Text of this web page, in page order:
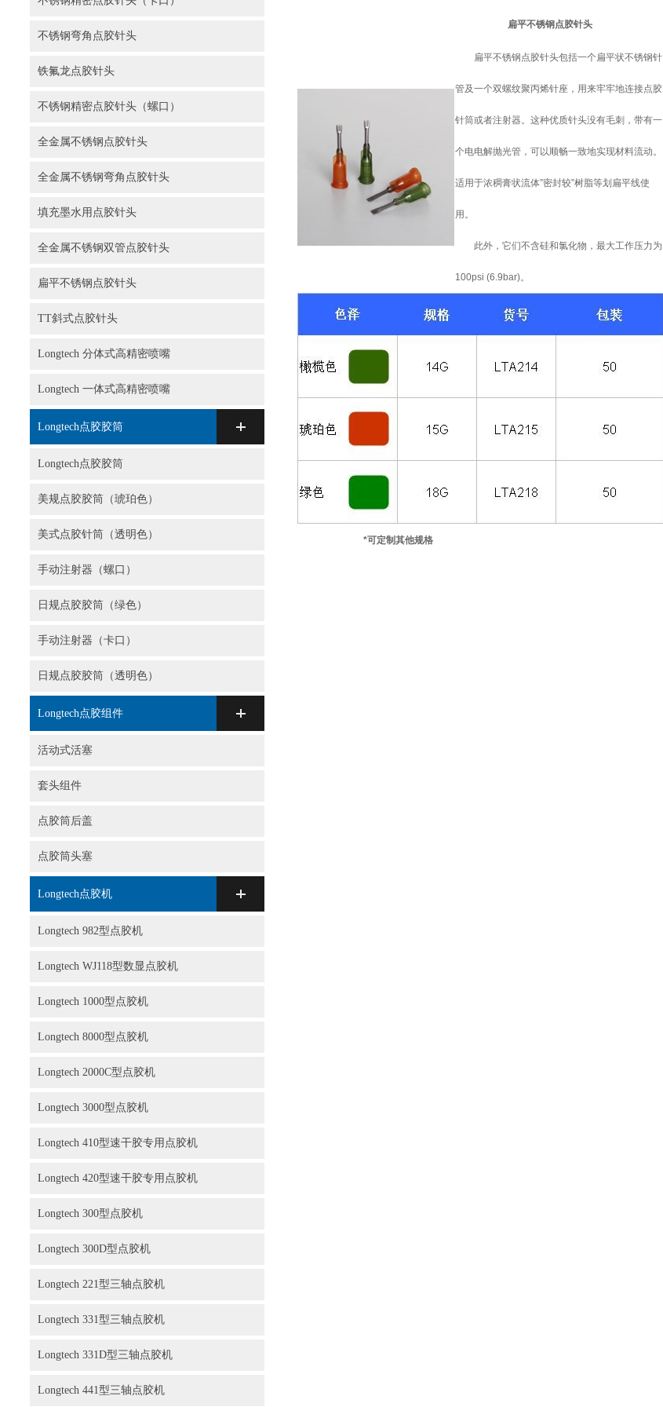
不锈钢弯角点胶针头
铁氟龙点胶针头
不锈钢精密点胶针头（螺口）
全金属不锈钢点胶针头
全金属不锈钢弯角点胶针头
填充墨水用点胶针头
全金属不锈钢双管点胶针头
扁平不锈钢点胶针头
TT斜式点胶针头
Longtech 分体式高精密喷嘴
Longtech 一体式高精密喷嘴
Longtech点胶胶筒
Longtech点胶胶筒
美规点胶胶筒（琥珀色）
美式点胶针筒（透明色）
手动注射器（螺口）
日规点胶胶筒（绿色）
手动注射器（卡口）
日规点胶胶筒（透明色）
Longtech点胶组件
活动式活塞
套头组件
点胶筒后盖
点胶筒头塞
Longtech点胶机
Longtech 982型点胶机
Longtech WJ118型数显点胶机
Longtech 1000型点胶机
Longtech 8000型点胶机
Longtech 2000C型点胶机
Longtech 3000型点胶机
Longtech 410型速干胶专用点胶机
Longtech 420型速干胶专用点胶机
Longtech 300型点胶机
Longtech 300D型点胶机
Longtech 221型三轴点胶机
Longtech 331型三轴点胶机
Longtech 331D型三轴点胶机
Longtech 441型三轴点胶机
扁平不锈钢点胶针头
扁平不锈钢点胶针头包括一个扁平状不锈钢针
管及一个双螺纹聚丙烯针座，用来牢牢地连接点胶
针筒或者注射器。这种优质针头没有毛刺，带有一
个电电解抛光管，可以顺畅一致地实现材料流动。
适用于浓稠膏状流体”密封较”树脂等划扁平线使
用。
此外，它们不含硅和氯化物，最大工作压力为
100psi (6.9bar)。
*可定制其他规格